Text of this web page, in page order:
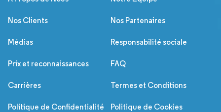
Nos Clients Nos Partenaires
Médias Responsabilité sociale
Prix et reconnaissances FAQ
Carrières Termes et Conditions
Politique de Confidentialité Politique de Cookies